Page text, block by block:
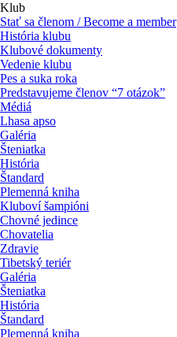
Klub
Stať sa členom / Become a member
História klubu
Klubové dokumenty
Vedenie klubu
Pes a suka roka
Predstavujeme členov “7 otázok”
Médiá
Lhasa apso
Galéria
Šteniatka
História
Štandard
Plemenná kniha
Kluboví šampióni
Chovné jedince
Chovatelia
Zdravie
Tibetský teriér
Galéria
Šteniatka
História
Štandard
Plemenná kniha